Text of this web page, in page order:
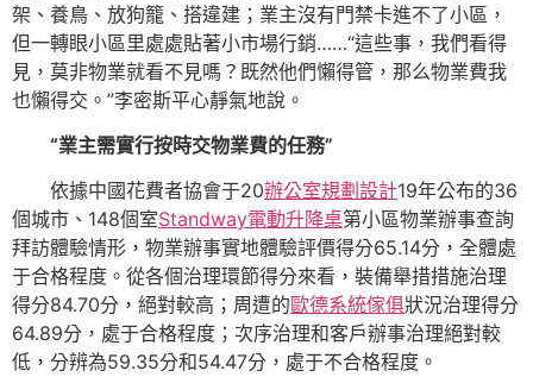
架、養鳥、放狗籠、搭違建；業主沒有門禁卡進不了小區，
但一轉眼小區里處處貼著小市場行銷……“這些事，我們看得
見，莫非物業就看不見嗎？既然他們懶得管，那么物業費我
也懶得交。”李密斯平心靜氣地說。
“業主需實行按時交物業費的任務”
依據中國花費者協會于20辦公室規劃設計19年公布的36
個城市、148個室Standway電動升降桌第小區物業辦事查詢
拜訪體驗情形，物業辦事實地體驗評價得分65.14分，全體處
于合格程度。從各個治理環節得分來看，裝備舉措措施治理
得分84.70分，絕對較高；周遭的歐德系統傢俱狀況治理得分
64.89分，處于合格程度；次序治理和客戶辦事治理絕對較
低，分辨為59.35分和54.47分，處于不合格程度。